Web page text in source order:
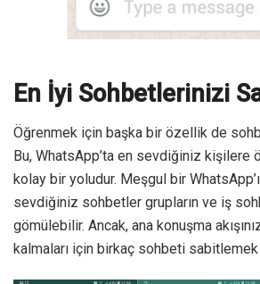
En İyi Sohbetlerinizi
Öğrenmek için başka bir özellik de
Bu, WhatsApp’ta en sevdiğiniz kişilere
kolay bir yoludur. Meşgul bir
sevdiğiniz sohbetler grupların ve iş
gömülebilir. Ancak, ana konuşma
kalmaları için birkaç sohbeti sabitlemek